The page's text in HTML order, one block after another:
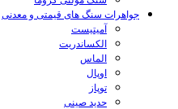
جواهرات سنگ های قیمتی و معدنی
آمیتیست
الکساندریت
الماس
اوپال
توپاز
حدید صینی